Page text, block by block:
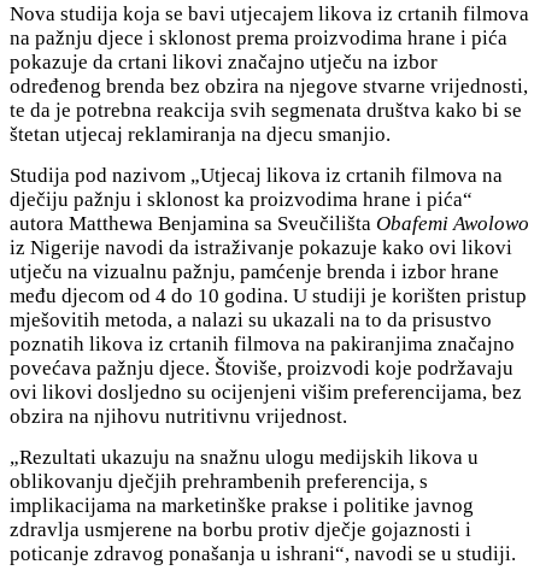
Nova studija koja se bavi utjecajem likova iz crtanih filmova
na pažnju djece i sklonost prema proizvodima hrane i pića
pokazuje da crtani likovi značajno utječu na izbor
određenog brenda bez obzira na njegove stvarne vrijednosti,
te da je potrebna reakcija svih segmenata društva kako bi se
štetan utjecaj reklamiranja na djecu smanjio.
Studija pod nazivom „Utjecaj likova iz crtanih filmova na
dječiju pažnju i sklonost ka proizvodima hrane i pića“
autora Matthewa Benjamina sa Sveučilišta Obafemi Awolowo
iz Nigerije navodi da istraživanje pokazuje kako ovi likovi
utječu na vizualnu pažnju, pamćenje brenda i izbor hrane
među djecom od 4 do 10 godina. U studiji je korišten pristup
mješovitih metoda, a nalazi su ukazali na to da prisustvo
poznatih likova iz crtanih filmova na pakiranjima značajno
povećava pažnju djece. Štoviše, proizvodi koje podržavaju
ovi likovi dosljedno su ocijenjeni višim preferencijama, bez
obzira na njihovu nutritivnu vrijednost.
„Rezultati ukazuju na snažnu ulogu medijskih likova u
oblikovanju dječjih prehrambenih preferencija, s
implikacijama na marketinške prakse i politike javnog
zdravlja usmjerene na borbu protiv dječje gojaznosti i
poticanje zdravog ponašanja u ishrani“, navodi se u studiji.